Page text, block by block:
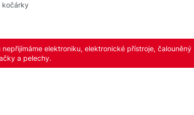
kočárky
elektroniku, elektronické přístroje, čalouněný
a pelechy.